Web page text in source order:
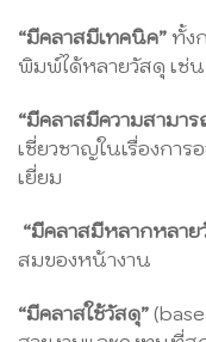
“มีคลาสมีเทคนิค” ทั้ง
พิมพ์ได้หลายวัสดุ เช่น
“มีคลาสมีความสามาร
เชี่ยวชาญในเรื่องกา
เยี่ยม​​
“มีคลาสมีหลากหลาย
สมของหน้างาน
“มีคลาสใช้วัสดุ”